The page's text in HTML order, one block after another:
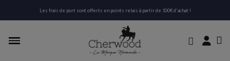
Les frais de port sont offerts en points relais à partir de 100€ d'achat !